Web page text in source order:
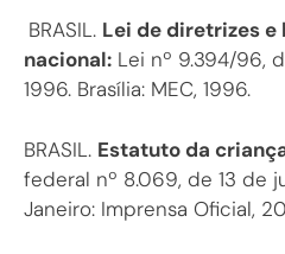
BRASIL. Lei de diretrizes e
nacional: Lei nº 9.394/96,
1996. Brasília: MEC, 1996.
BRASIL. Estatuto da
federal nº 8.069, de 13 de
Janeiro: Imprensa Oficial,